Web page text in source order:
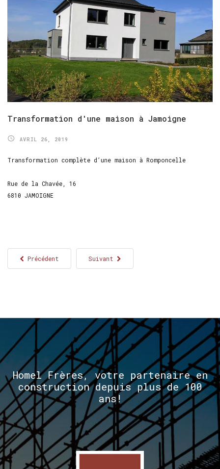
Transformation d'une maison à Jamoigne
AVRIL 26, 2019
Transformation complète d’une maison à Romponcelle
Rue de la Chavée, 16
6810 JAMOIGNE
Précédent Suivant
Homel Frères, votre partenaire en
construction depuis plus de 100
ans!